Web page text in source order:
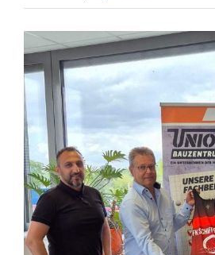
Zeige
grösseres
Bild